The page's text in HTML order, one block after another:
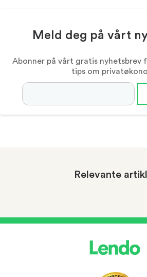
Meld deg på vårt
Abonner på vårt gratis
tips om
Epostadresse
Relevante